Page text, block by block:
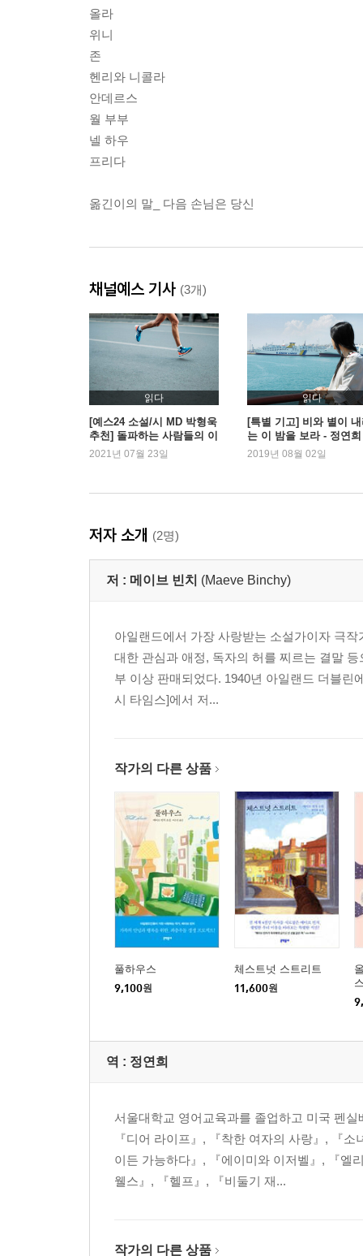
올라
위니
존
헨리와 니콜라
안데르스
월 부부
넬 하우
프리다
옮긴이의 말_ 다음 손님은 당신
채널예스 기사 (3개)
읽다
[예스24 소설/시 MD 박형욱
추천] 돌파하는 사람들의 이
야기
2021년 07월 23일
읽다
[특별 기고] 비와 별이
는 이 밤을 보라 - 정연
역가
2019년 08월 02일
저자 소개 (2명)
저 : 메이브 빈치 (Maeve Binchy)
아일랜드에서 가장 사랑받는 소설가이자 극
대한 관심과 애정, 독자의 허를 찌르는 결말
부 이상 판매되었다. 1940년 아일랜드 더블
시 타임스]에서 저...
작가의 다른 상품
풀하우스
9,100원
체스트넛 스트리트
11,600원
역 : 정연희
서울대학교 영어교육과를 졸업하고 미국 펜
『디어 라이프』, 『착한 여자의 사랑』, 『
이든 가능하다』, 『에이미와 이저벨』, 『엘
웰스』, 『헬프』, 『비둘기 재...
작가의 다른 상품